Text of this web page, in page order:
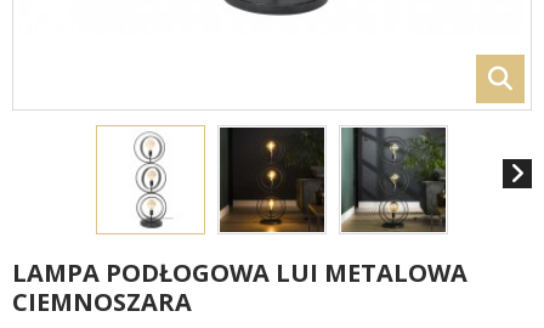
LAMPA PODŁOGOWA LUI METALOWA
CIEMNOSZARA